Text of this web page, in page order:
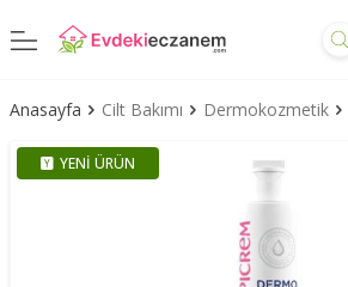
Anasayfa Cilt Bakımı Dermokozmetik
YENI ÜRÜN